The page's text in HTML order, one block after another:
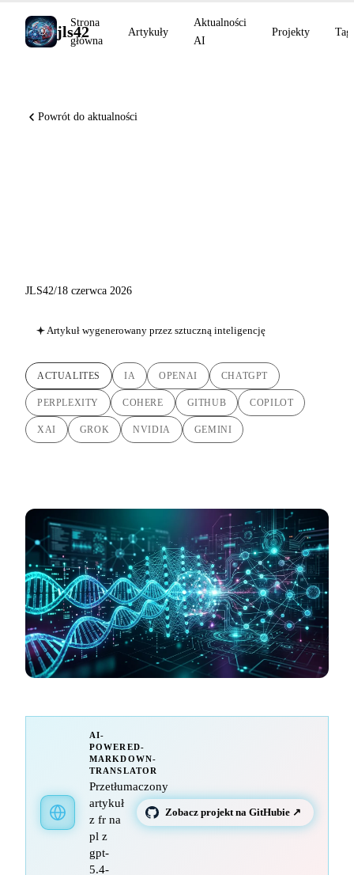
jls42
Strona
główna
Artykuły
Aktualności
AI
Projekty Tagi
Powrót do aktualności
JLS42/18 czerwca 2026
Artykuł wygenerowany przez sztuczną inteligencję
ACTUALITES IA OPENAI CHATGPT
PERPLEXITY COHERE GITHUB COPILOT
XAI GROK NVIDIA GEMINI
AI-
POWERED-
MARKDOWN-
TRANSLATOR
Przetłumaczony
artykuł
z fr na
pl z
gpt-
5.4-
Zobacz projekt na GitHubie ↗